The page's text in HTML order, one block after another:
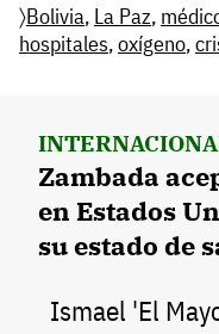
〉Bolivia, La Paz,
hospitales,oxígeno,
Zambada
en Estados
su estado de
Ismael 'El